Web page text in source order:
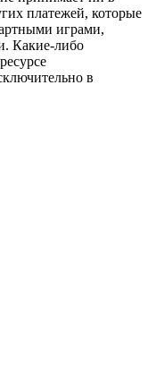
платежей, которые
играми,
Какие-либо
в